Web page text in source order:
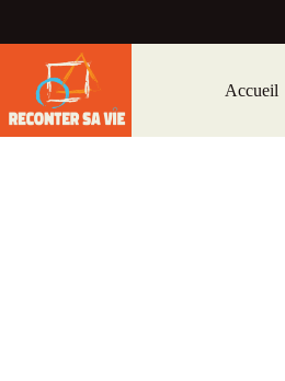
Accueil